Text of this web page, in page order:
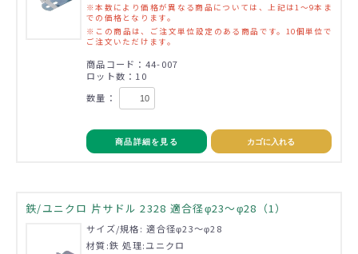
※本数により価格が異なる商品については、上記は1～9本ま
での価格となります。
※この商品は、ご注文単位設定のある商品です。10個単位で
ご注文いただけます。
商品コード：44-007
ロット数：10
数量：
商品詳細を見る カゴに入れる
鉄/ユニクロ 片サドル 2328 適合径φ23～φ28（1）
サイズ/規格: 適合径φ23～φ28
材質:鉄 処理:ユニクロ